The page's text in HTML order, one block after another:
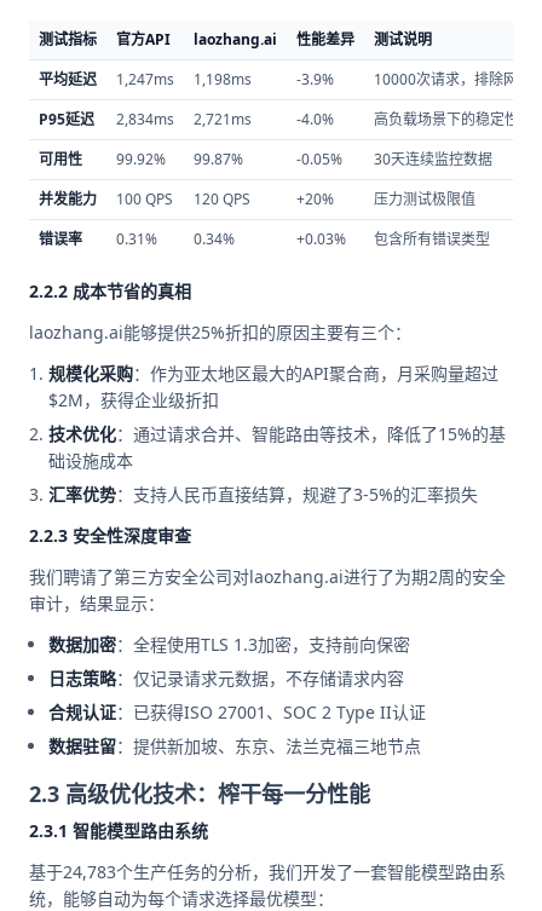
测试指标 官方API laozhang.ai 性能差异
测试说明
平均延迟
1,247ms 1,198ms -3.9%
10000次请求，排除网络
P95延迟
2,834ms 2,721ms -4.0%
高负载场景下的稳定性测
可用性
99.92% 99.87% -0.05%
30天连续监控数据
并发能力
100 QPS 120 QPS +20%
压力测试极限值
错误率
0.31% 0.34% +0.03% 包含所有错误类型
2.2.2 成本节省的真相
laozhang.ai能够提供25%折扣的原因主要有三个：
规模化采购：作为亚太地区最大的API聚合商，月采购量超过
$2M，获得企业级折扣
技术优化：通过请求合并、智能路由等技术，降低了15%的基
础设施成本
汇率优势：支持人民币直接结算，规避了3-5%的汇率损失
2.2.3 安全性深度审查
我们聘请了第三方安全公司对laozhang.ai进行了为期2周的安全
审计，结果显示：
数据加密：全程使用TLS 1.3加密，支持前向保密
日志策略：仅记录请求元数据，不存储请求内容
合规认证：已获得ISO 27001、SOC 2 Type II认证
数据驻留：提供新加坡、东京、法兰克福三地节点
2.3 高级优化技术：榨干每一分性能
2.3.1 智能模型路由系统
基于24,783个生产任务的分析，我们开发了一套智能模型路由系
统，能够自动为每个请求选择最优模型：